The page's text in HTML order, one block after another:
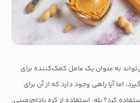
به عنوان یک عامل کمک‌کننده برای
اما آیا راهی وجود دارد که از آن برای
کرد؟ بله، استفاده از کره بادام‌زمینی.